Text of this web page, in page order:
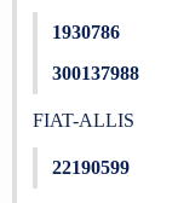
1930786
300137988
FIAT-ALLIS
22190599